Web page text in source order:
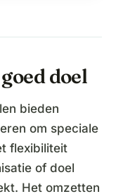
doel
bieden
om speciale
flexibiliteit
of doel
Het omzetten